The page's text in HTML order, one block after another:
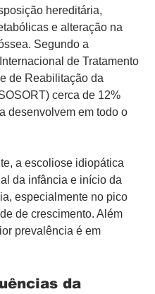
hereditária,
e alteração na
Segundo a
de Tratamento
de Reabilitação da
cerca de 12%
desenvolvem em todo o
a escoliose idiopática
da infância e início da
especialmente no pico
de crescimento. Além
prevalência é em
da